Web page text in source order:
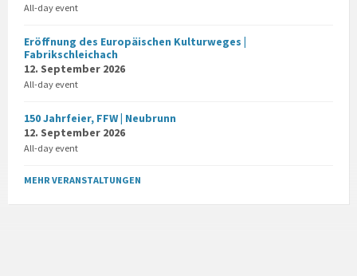
All-day event
Eröffnung des Europäischen Kulturweges |
Fabrikschleichach
12. September 2026
All-day event
150 Jahrfeier, FFW | Neubrunn
12. September 2026
All-day event
MEHR VERANSTALTUNGEN